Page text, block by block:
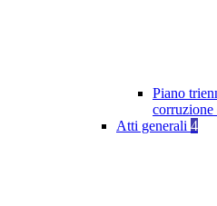
Piano
corruzione
Atti generali 4